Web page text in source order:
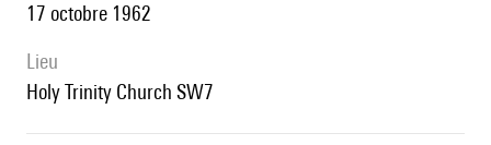
17 octobre 1962
lieu
Holy Trinity Church SW7